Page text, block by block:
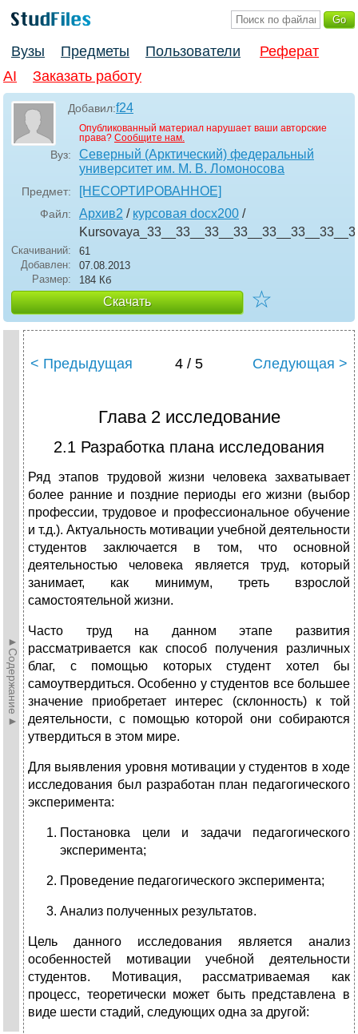
Вузы Предметы Пользователи
Реферат
AI
Заказать работу
Добавил:f24
Опубликованный материал нарушает ваши авторские
права? Сообщите нам.
Вуз:
Северный (Арктический) федеральный
университет им. М. В. Ломоносова
Предмет: [НЕСОРТИРОВАННОЕ]
Файл: Архив2 / курсовая docx200 /
Скачиваний:
61
Добавлен:
07.08.2013
Размер:
184 Кб
Скачать ☆
►Содержание►
< Предыдущая 4 / 5 Следующая >
Глава 2 исследование
2.1 Разработка плана исследования
Ряд этапов трудовой жизни человека захватывает
более ранние и поздние периоды его жизни (выбор
профессии, трудовое и профессиональное обучение
и т.д.). Актуальность мотивации учебной деятельности
студентов заключается в том, что основной
деятельностью человека является труд, который
занимает, как минимум, треть взрослой
самостоятельной жизни.
Часто труд на данном этапе развития
рассматривается как способ получения различных
благ, с помощью которых студент хотел бы
самоутвердиться. Особенно у студентов все большее
значение приобретает интерес (склонность) к той
деятельности, с помощью которой они собираются
утвердиться в этом мире.
Для выявления уровня мотивации у студентов в ходе
исследования был разработан план педагогического
эксперимента:
Постановка цели и задачи педагогического
эксперимента;
Проведение педагогического эксперимента;
Анализ полученных результатов.
Цель данного исследования является анализ
особенностей мотивации учебной деятельности
студентов. Мотивация, рассматриваемая как
процесс, теоретически может быть представлена в
виде шести стадий, следующих одна за другой: